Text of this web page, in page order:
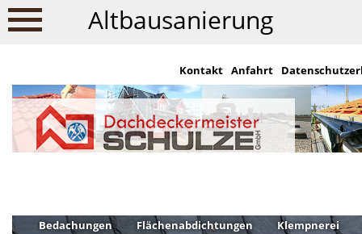
Altbausanierung
Kontakt Anfahrt
Bedachungen Flächenabdichtungen Klempnerei
Altbausanierung